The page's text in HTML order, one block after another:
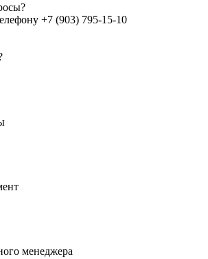
+7 (903) 795-15-10
менеджера